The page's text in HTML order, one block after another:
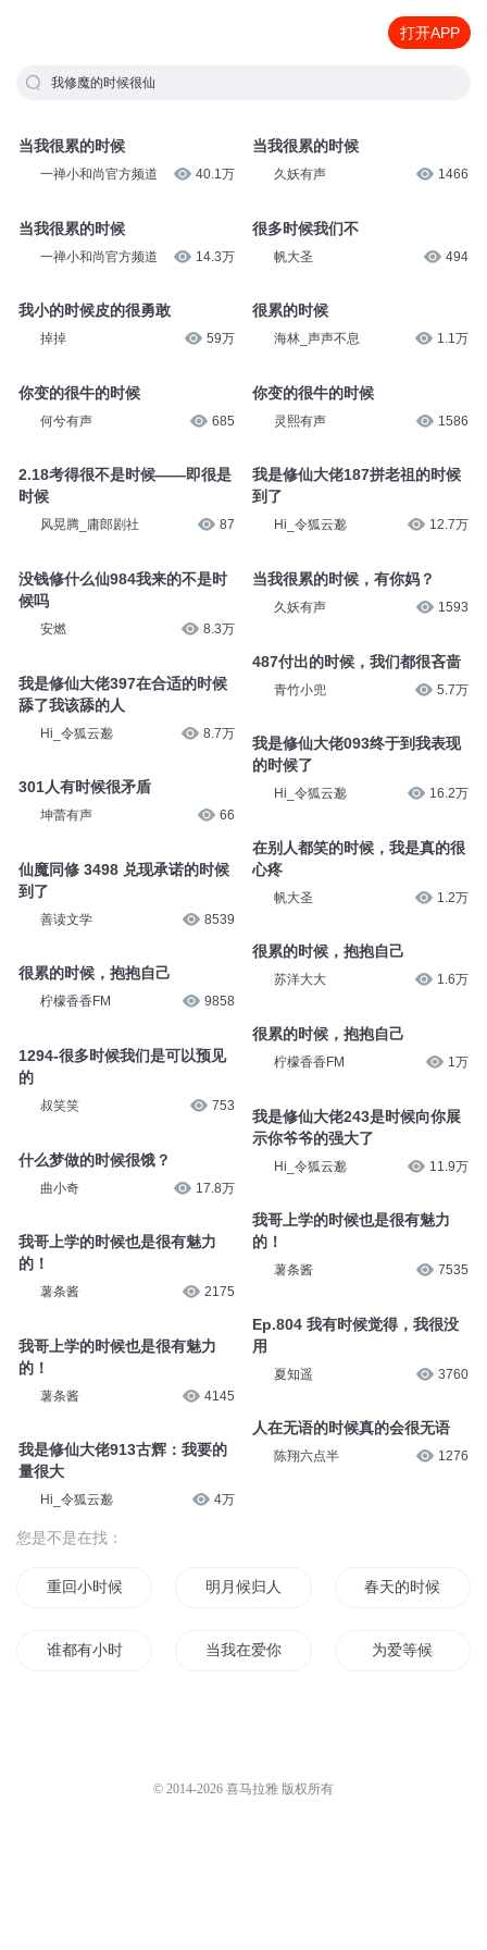
打开APP
我修魔的时候很仙
当我很累的时候
一禅小和尚官方频道 40.1万
当我很累的时候
一禅小和尚官方频道 14.3万
我小的时候皮的很勇敢
掉掉 59万
你变的很牛的时候
何兮有声 685
2.18考得很不是时候——即很是
时候
风晃腾_庸郎剧社 87
没钱修什么仙984我来的不是时
候吗
安燃 8.3万
我是修仙大佬397在合适的时候
舔了我该舔的人
Hi_令狐云邈 8.7万
301人有时候很矛盾
坤蕾有声 66
仙魔同修 3498 兑现承诺的时候
到了
善读文学 8539
很累的时候，抱抱自己
柠檬香香FM 9858
1294-很多时候我们是可以预见
的
叔笑笑 753
什么梦做的时候很饿？
曲小奇 17.8万
我哥上学的时候也是很有魅力
的！
薯条酱 2175
我哥上学的时候也是很有魅力
的！
薯条酱 4145
我是修仙大佬913古辉：我要的
量很大
Hi_令狐云邈 4万
当我很累的时候
久妖有声 1466
很多时候我们不
帆大圣 494
很累的时候
海林_声声不息 1.1万
你变的很牛的时候
灵熙有声 1586
我是修仙大佬187拼老祖的时候
到了
Hi_令狐云邈 12.7万
当我很累的时候，有你妈？
久妖有声 1593
487付出的时候，我们都很吝啬
青竹小兜 5.7万
我是修仙大佬093终于到我表现
的时候了
Hi_令狐云邈 16.2万
在别人都笑的时候，我是真的很
心疼
帆大圣 1.2万
很累的时候，抱抱自己
苏洋大大 1.6万
很累的时候，抱抱自己
柠檬香香FM 1万
我是修仙大佬243是时候向你展
示你爷爷的强大了
Hi_令狐云邈 11.9万
我哥上学的时候也是很有魅力
的！
薯条酱 7535
Ep.804 我有时候觉得，我很没
用
夏知遥 3760
人在无语的时候真的会很无语
陈翔六点半 1276
您是不是在找：
重回小时候 明月候归人 春天的时候就回
谁都有小时候 当我在爱你的时候 为爱等候
© 2014-2026 喜马拉雅 版权所有